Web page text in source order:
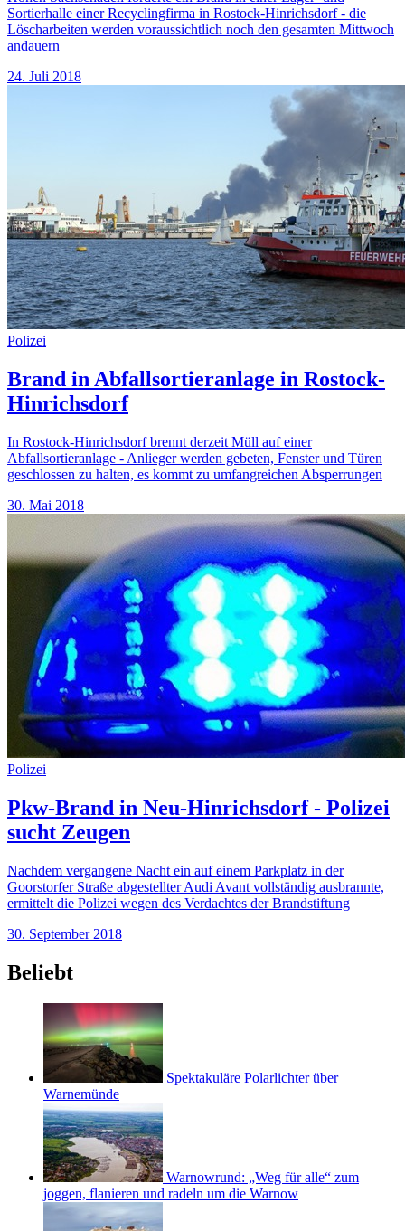
Sortierhalle einer Recyclingfirma in Rostock-Hinrichsdorf - die
Löscharbeiten werden voraussichtlich noch den gesamten Mittwoch
andauern
24. Juli 2018
Polizei
Brand in Abfallsortieranlage in Rostock-
Hinrichsdorf
In Rostock-Hinrichsdorf brennt derzeit Müll auf einer
Abfallsortieranlage - Anlieger werden gebeten, Fenster und Türen
geschlossen zu halten, es kommt zu umfangreichen Absperrungen
30. Mai 2018
Polizei
Pkw-Brand in Neu-Hinrichsdorf - Polizei
sucht Zeugen
Nachdem vergangene Nacht ein auf einem Parkplatz in der
Goorstorfer Straße abgestellter Audi Avant vollständig ausbrannte,
ermittelt die Polizei wegen des Verdachtes der Brandstiftung
30. September 2018
Beliebt
Spektakuläre Polarlichter über
Warnemünde
Warnowrund: „Weg für alle“ zum
joggen, flanieren und radeln um die Warnow